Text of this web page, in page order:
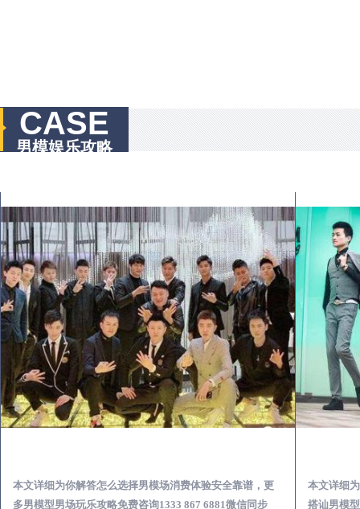
CASE
男模娱乐攻略
本文详细为你解答怎么选择男模场消费体验安全靠谱，更
多男模型男场玩乐攻略免费咨询1333 867 6881微信同步
本文详细
搭讪男模